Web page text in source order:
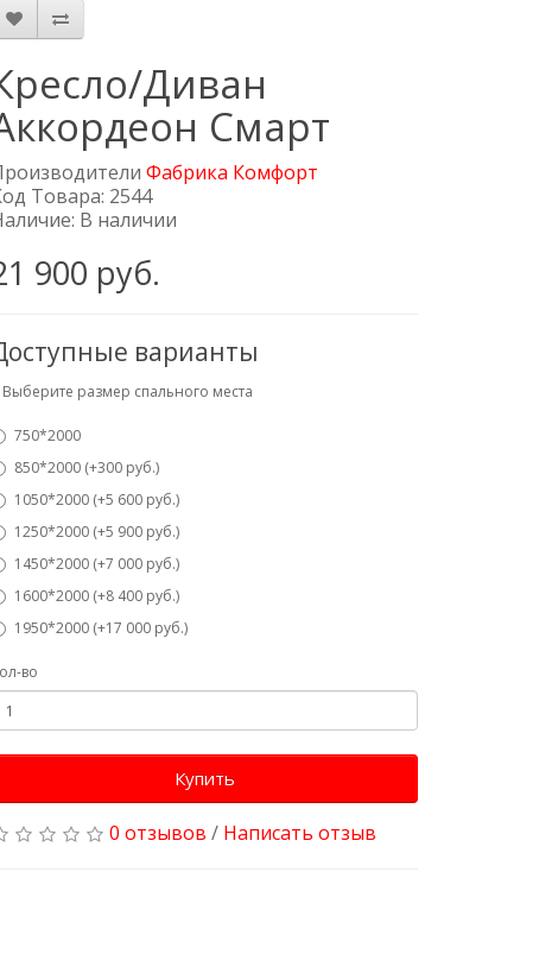
Диван
Смарт
Фабрика Комфорт
Товара: 2544
В наличии
900 руб.
варианты
Выберите размер спального места
750*2000
850*2000 (+300 руб.)
1050*2000 (+5 600 руб.)
1250*2000 (+5 900 руб.)
1450*2000 (+7 000 руб.)
1600*2000 (+8 400 руб.)
1950*2000 (+17 000 руб.)
во
Купить
0 отзывов / Написать отзыв